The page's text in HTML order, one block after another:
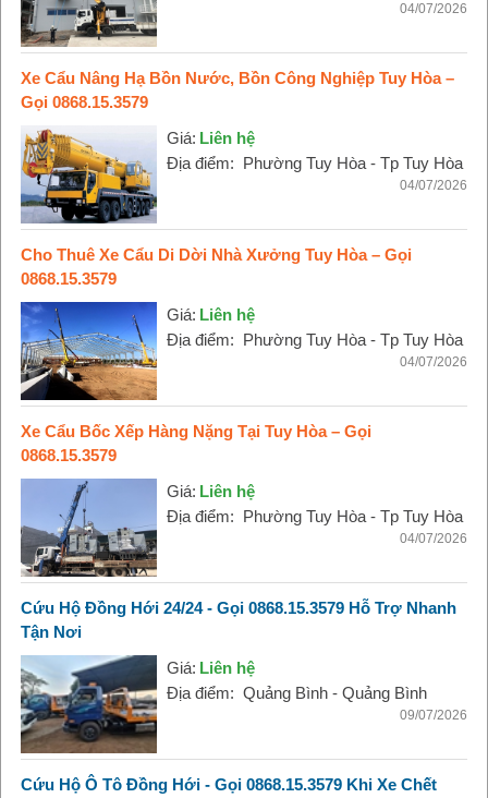
04/07/2026
Xe Cẩu Nâng Hạ Bồn Nước, Bồn Công Nghiệp Tuy Hòa –
Gọi 0868.15.3579
Giá: Liên hệ
Địa điểm: Phường Tuy Hòa - Tp Tuy Hòa
04/07/2026
Cho Thuê Xe Cẩu Di Dời Nhà Xưởng Tuy Hòa – Gọi
0868.15.3579
Giá: Liên hệ
Địa điểm: Phường Tuy Hòa - Tp Tuy Hòa
04/07/2026
Xe Cẩu Bốc Xếp Hàng Nặng Tại Tuy Hòa – Gọi
0868.15.3579
Giá: Liên hệ
Địa điểm: Phường Tuy Hòa - Tp Tuy Hòa
04/07/2026
Cứu Hộ Đồng Hới 24/24 - Gọi 0868.15.3579 Hỗ Trợ Nhanh
Tận Nơi
Giá: Liên hệ
Địa điểm: Quảng Bình - Quảng Bình
09/07/2026
Cứu Hộ Ô Tô Đồng Hới - Gọi 0868.15.3579 Khi Xe Chết